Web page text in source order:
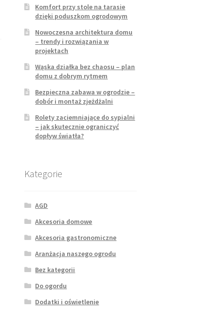
Komfort przy stole na tarasie
dzięki poduszkom ogrodowym
Nowoczesna architektura domu
– trendy i rozwiązania w
projektach
Wąska działka bez chaosu – plan
domu z dobrym rytmem
Bezpieczna zabawa w ogrodzie –
dobór i montaż zjeżdżalni
Rolety zaciemniające do sypialni
– jak skutecznie ograniczyć
dopływ światła?
Kategorie
AGD
Akcesoria domowe
Akcesoria gastronomiczne
Aranżacja naszego ogrodu
Bez kategorii
Do ogordu
Dodatki i oświetlenie